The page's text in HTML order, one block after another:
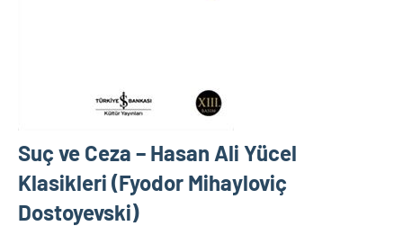
Suç ve Ceza – Hasan Ali Yücel
Klasikleri (Fyodor Mihayloviç
Dostoyevski)